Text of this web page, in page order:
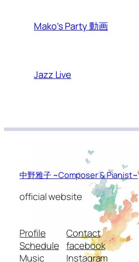
Mako’s Party 動画
Jazz Live
中野雅子 ~Composer & Pianist~
official website
Profile
Schedule
Music
Contact
facebook
Instagram